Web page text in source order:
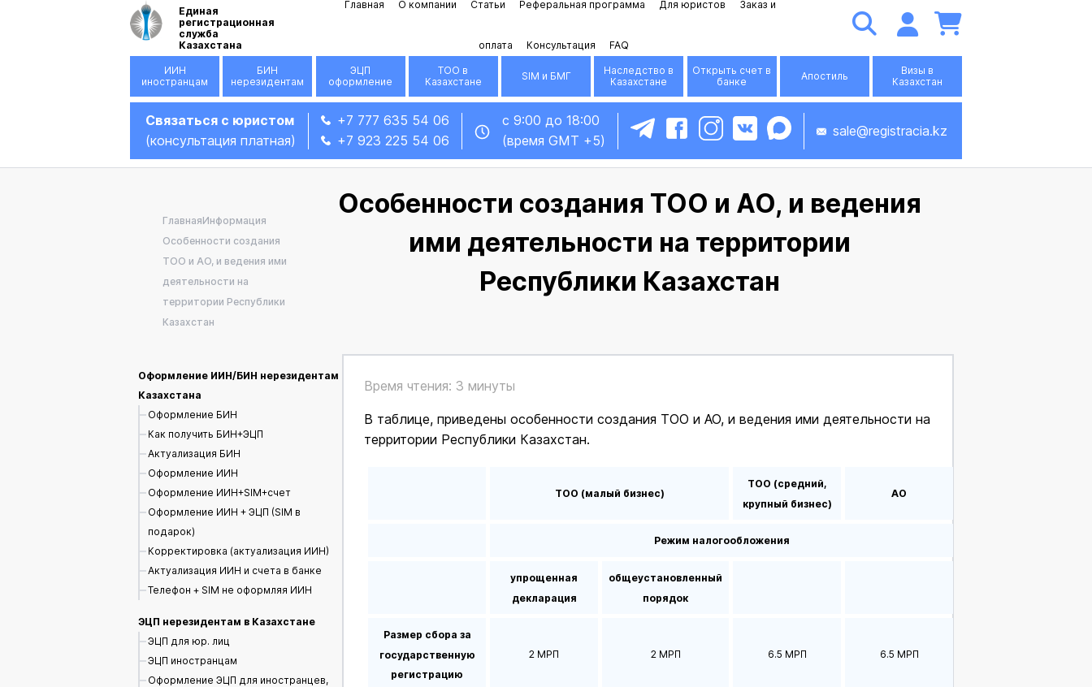
Единая
регистрационная
служба
Казахстана
Главная О компании Статьи Реферальная программа Для юристов Заказ и
оплата Консультация FAQ
ИИН
иностранцам
БИН
нерезидентам
ЭЦП
оформление
ТОО в
Казахстане
SIM и БМГ
Наследство в
Казахстане
Открыть счет в
банке
Апостиль
Визы в
Казахстан
Связаться с юристом
(консультация платная)
+7 777 635 54 06
+7 923 225 54 06
с 9:00 до 18:00
(время GMT +5)
sale@registracia.kz
ГлавнаяИнформация
Особенности создания
ТОО и АО, и ведения ими
деятельности на
территории Республики
Казахстан
Особенности создания ТОО и АО, и ведения
ими деятельности на территории
Республики Казахстан
Оформление ИИН/БИН нерезидентам
Казахстана
Оформление БИН
Как получить БИН+ЭЦП
Актуализация БИН
Оформление ИИН
Оформление ИИН+SIM+счет
Оформление ИИН + ЭЦП (SIM в
подарок)
Корректировка (актуализация ИИН)
Актуализация ИИН и счета в банке
Телефон + SIM не оформляя ИИН
ЭЦП нерезидентам в Казахстане
ЭЦП для юр. лиц
ЭЦП иностранцам
Оформление ЭЦП для иностранцев,
Время чтения: 3 минуты
В таблице, приведены особенности создания ТОО и АО, и ведения ими деятельности на
территории Республики Казахстан.
ТОО (малый бизнес)
ТОО (средний,
крупный бизнес)
АО
Режим налогообложения
упрощенная
декларация
общеустановленный
порядок
Размер сбора за
государственную
регистрацию
2 МРП 2 МРП 6.5 МРП 6.5 МРП